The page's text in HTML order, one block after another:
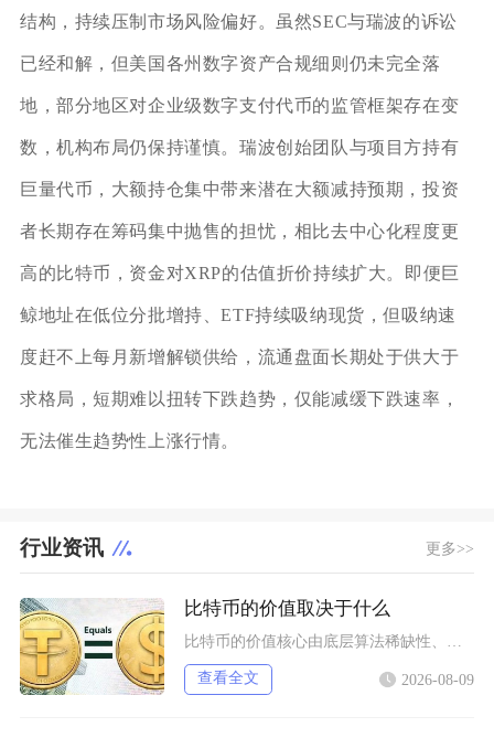
结构，持续压制市场风险偏好。虽然SEC与瑞波的诉讼
已经和解，但美国各州数字资产合规细则仍未完全落
地，部分地区对企业级数字支付代币的监管框架存在变
数，机构布局仍保持谨慎。瑞波创始团队与项目方持有
巨量代币，大额持仓集中带来潜在大额减持预期，投资
者长期存在筹码集中抛售的担忧，相比去中心化程度更
高的比特币，资金对XRP的估值折价持续扩大。即便巨
鲸地址在低位分批增持、ETF持续吸纳现货，但吸纳速
度赶不上每月新增解锁供给，流通盘面长期处于供大于
求格局，短期难以扭转下跌趋势，仅能减缓下跌速率，
无法催生趋势性上涨行情。
行业资讯 更多>>
比特币的价值取决于什么
查看全文 2026-08-09